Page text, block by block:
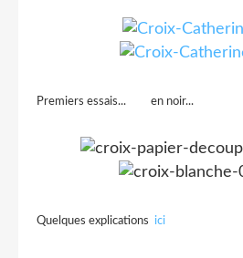
Premiers essais... en
Quelques explications ici